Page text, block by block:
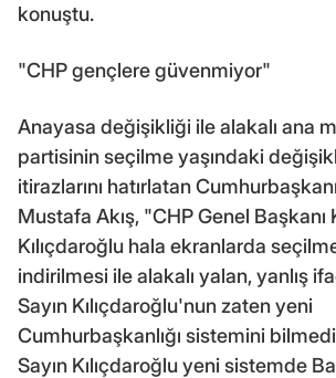
konuştu.
"CHP gençlere güvenmiyor"
Anayasa değişikliği ile alakalı ana
partisinin seçilme yaşındaki
itirazlarını hatırlatan
Mustafa Akış, "CHP Genel Başkanı
Kılıçdaroğlu hala ekranlarda
indirilmesi ile alakalı yalan, yanlış
Sayın Kılıçdaroğlu'nun zaten yeni
Cumhurbaşkanlığı sistemini
Sayın Kılıçdaroğlu yeni sistemde